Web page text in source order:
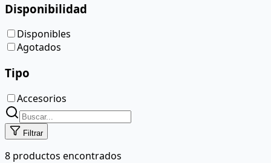
Disponibilidad
Disponibles
Agotados
Tipo
Accesorios
Filtrar
8 productos encontrados